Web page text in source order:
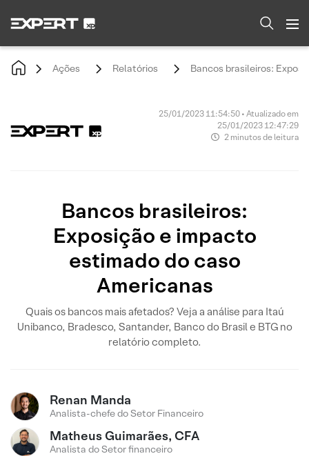
Ações Relatórios Bancos brasileiros:
25/01/2023 11:54:50 • Atualizado em
25/01/2023 12:47:29
2 minutos de leitura
Bancos brasileiros:
Exposição e impacto
estimado do caso
Americanas
Quais os bancos mais afetados? Veja a análise para Itaú
Unibanco, Bradesco, Santander, Banco do Brasil e BTG no
relatório completo.
Renan Manda
Analista-chefe do Setor Financeiro
Matheus Guimarães, CFA
Analista do Setor financeiro